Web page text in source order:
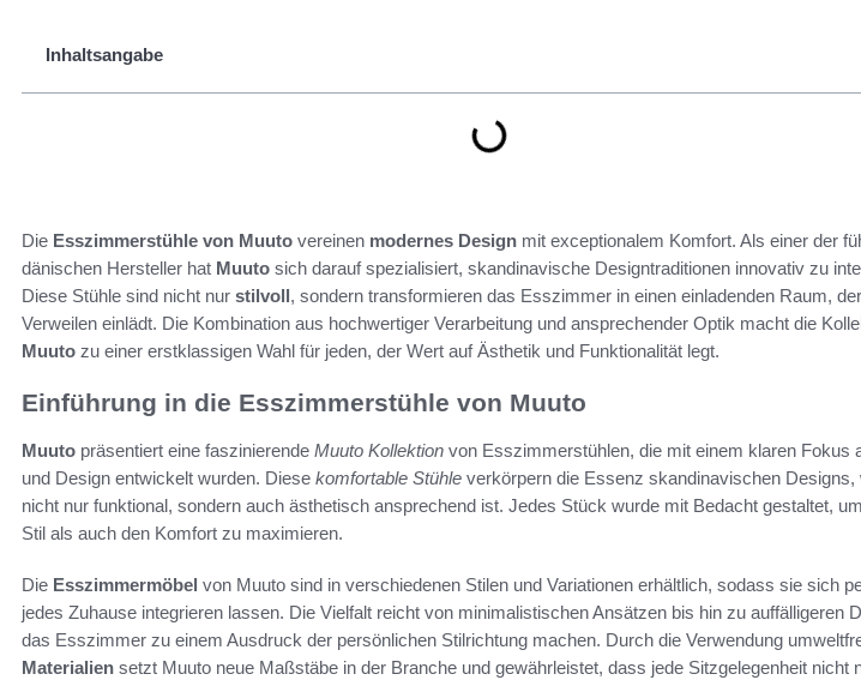
Inhaltsangabe
Die Esszimmerstühle von Muuto vereinen modernes Design mit exceptionalem Komfort. Als einer der
dänischen Hersteller hat Muuto sich darauf spezialisiert, skandinavische Designtraditionen innovativ zu
Diese Stühle sind nicht nur stilvoll, sondern transformieren das Esszimmer in einen einladenden Raum,
Verweilen einlädt. Die Kombination aus hochwertiger Verarbeitung und ansprechender Optik macht die
Muuto zu einer erstklassigen Wahl für jeden, der Wert auf Ästhetik und Funktionalität legt.
Einführung in die Esszimmerstühle von Muuto
Muuto präsentiert eine faszinierende Muuto Kollektion von Esszimmerstühlen, die mit einem klaren Fokus
und Design entwickelt wurden. Diese komfortable Stühle verkörpern die Essenz skandinavischen Designs,
nicht nur funktional, sondern auch ästhetisch ansprechend ist. Jedes Stück wurde mit Bedacht gestaltet,
Stil als auch den Komfort zu maximieren.
Die Esszimmermöbel von Muuto sind in verschiedenen Stilen und Variationen erhältlich, sodass sie sich
jedes Zuhause integrieren lassen. Die Vielfalt reicht von minimalistischen Ansätzen bis hin zu auffälligeren
das Esszimmer zu einem Ausdruck der persönlichen Stilrichtung machen. Durch die Verwendung
Materialien setzt Muuto neue Maßstäbe in der Branche und gewährleistet, dass jede Sitzgelegenheit nicht